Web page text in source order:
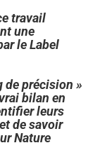
travail
une
le Label
de précision »
bilan en
leurs
de savoir
Nature